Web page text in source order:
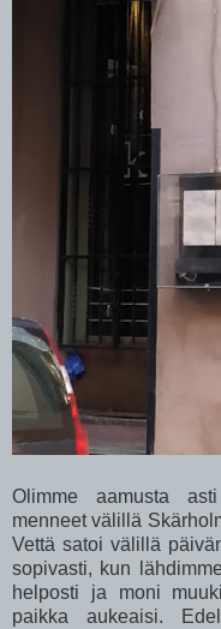
Olimme aamusta
menneet välillä
Vettä satoi välillä
sopivasti, kun
helposti ja moni
paikka aukeaisi.